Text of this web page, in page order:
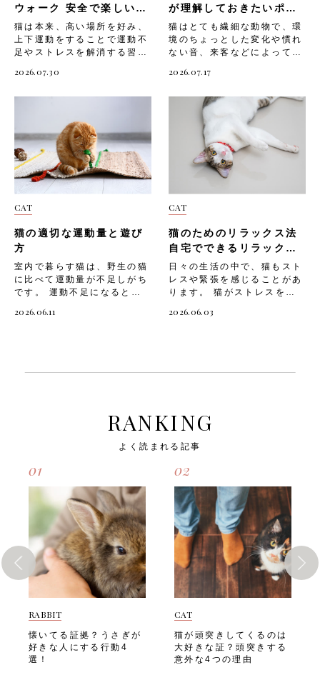
2026.07.30
ウォーク 安全で楽しい空
中遊具の作り方
猫は本来、高い場所を好み、
上下運動をすることで運動不
足やストレスを解消する習性
上下運動が不足しがちで、運
ぼすことも。そんな猫のため
に、部屋の壁面を利用した
DIYキャットウォークを設置
してあげましょう。 そこで
今回は、「猫にキャットウォ
ークが必要な理由」や、「猫
のためのDIYキャットウォー
注意点」についてご紹介しま
す。 猫にキャットウォーク
下運動は欠かせないものです
が、室内飼いの場合はスペー
スが限られ、十分な運動をさ
せるのが難しいですよね。だ
にさまざまな悪影響をもたら
のです。・肥満になる・筋肉
を抱えやすくなる・脳の活性
ストレスが溜まり、攻撃的に
なるほか、問題行動が増え
る・膀胱炎や糖尿病、そのほ
かの病気を発症するリスクが
高くなる飼い主さんは愛猫が
健康的な生活を送れるよう、
室内でもしっかりと上下運動
をさせましょう。次は、「猫
のためのDIYキャットウォー
クの作り方」を見ていきまし
トウォークの作り方 愛猫に
は、室内でも安全に楽しく上
下運動をさせてあげたいです
よね。以下のようなDIYキャ
2026.07.17
が理解しておきたいポイ
ント
猫はとても繊細な動物で、環
境のちょっとした変化や慣れ
ない音、来客などによって不
です。飼い主さんが気づかな
えてしまうと、体調不良や問
題行動につながってしまうこ
とも。 そこで今回は、「猫
が不安や恐怖を感じると現れ
るサイン」や、「猫が不安や
恐怖を感じる主な原因」「飼
い主ができる対処法」につい
てご紹介します。 猫が不安
や恐怖を感じると現れるサイ
られない分、しぐさや行動で
不安や恐怖を表現します。普
てあげることが、愛猫のスト
レスを早期に発見する第一歩
です。猫が不安や恐怖を感じ
ているときに見られるサイン
せる・普段より鳴く回数が増
毛づくろいをしなくなる飼い
変化を見逃さず、早めに対処
「猫が不安や恐怖を感じる主
な原因」を見ていきましょ
う。 猫が不安や恐怖を感じ
る主な原因 愛猫が安心して
暮らせるように、まずは不安
や恐怖の原因を知っておきた
いですよね。以下のような原
因が、猫のストレスにつなが
りやすいとされています。
環境の変化 「環境の変化」
ス要因のひとつです。猫は縄
張り意識が強く、慣れ親しん
だ環境に安心感を覚える動物
なので、引っ越しや模様替え
CAT
2026.06.11
猫の適切な運動量と遊び
方
室内で暮らす猫は、野生の猫
に比べて運動量が不足しがち
です。 運動不足になると
溜まる」など、猫の心身にさ
「猫に適した遊び方」「遊ぶ
ときの注意点」についてご紹
介します。 猫が運動不足に
って運動は心身の健康を保つ
ために欠かせないものです。
特に完全室内飼いの猫は、意
識して運動の機会を作ってあ
げなければ、慢性的な運動不
足に陥りやすい傾向がありま
す。 運動不足が続くと、猫
の体と心にさまざまな問題が
生じる可能性があります。
猫が運動不足になると起こる
可能性のある悪影響とは、以
下のようなものです。・肥満
関節トラブルを抱えやすくな
る・ストレスが溜まり、攻撃
的になるほか、問題行動が増
CAT
2026.06.03
猫のためのリラックス法
自宅でできるリラックス
テクニック
日々の生活の中で、猫もスト
レスや緊張を感じることがあ
ります。 猫がストレスを抱
「攻撃的になる」など、心身
のためのリラックス法」「自
宅でできるリラックステクニ
ック」についてご紹介しま
と起こる悪影響 猫にとって
安心できる環境はとても大切
ですが、環境の変化や生活リ
ズムの乱れによってストレス
を感じることがあります。
だからといって様子を見てい
るだけでは、愛猫のストレス
はなかなか解消されません。
猫のストレスは、心身にさま
ざまな悪影響をもたらしかね
ません。 猫がストレスを抱
えると起こる可能性のある悪
です。・食欲が低下する・過
度なグルーミングで皮膚トラ
ブルが起きる・トイレ以外の
RANKING
よく読まれる記事
01
RABBIT
懐いてる証拠？うさぎが
好きな人にする行動4
選！
02
CAT
猫が頭突きしてくるのは
大好きな証？頭突きする
意外な4つの理由